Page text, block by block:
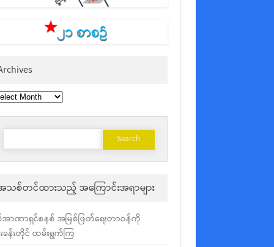
Search
သစ်တင်ထားသည့် အကြောင်းအရာများ
အာဏာရှင်စနစ် အမြစ်ဖြတ်ရေးတာဝန်ကို
ခန်းတိုင် ထမ်းရွက်ကြ